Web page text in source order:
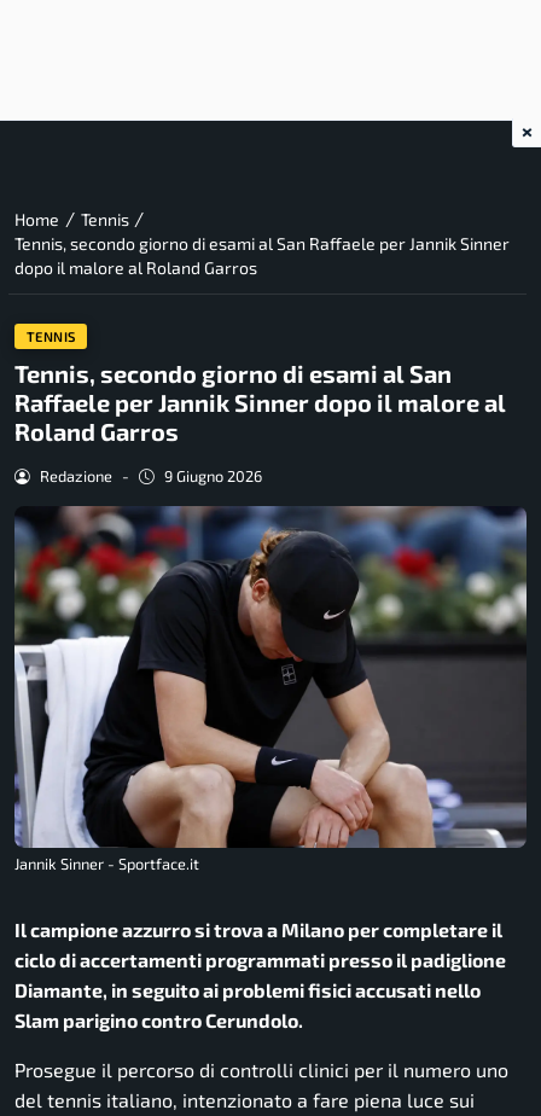
Home / Tennis /
Tennis, secondo giorno di esami al San Raffaele per Jannik Sinner
dopo il malore al Roland Garros
TENNIS
Tennis, secondo giorno di esami al San
Raffaele per Jannik Sinner dopo il malore al
Roland Garros
Redazione - 9 Giugno 2026
Jannik Sinner - Sportface.it
Il campione azzurro si trova a Milano per completare il
ciclo di accertamenti programmati presso il padiglione
Diamante, in seguito ai problemi fisici accusati nello
Slam parigino contro Cerundolo.
Prosegue il percorso di controlli clinici per il numero uno
del tennis italiano, intenzionato a fare piena luce sui
×